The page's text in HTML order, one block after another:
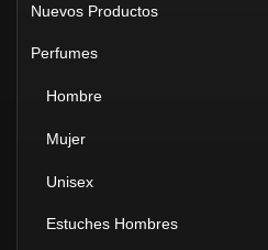
Nuevos Productos
Perfumes
Hombre
Mujer
Unisex
Estuches Hombres